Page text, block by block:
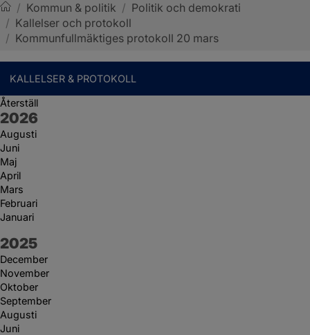
Sotenäs kommun
/ Kommun & politik / Politik och demokrati
/ Kallelser och protokoll
/ Kommunfullmäktiges protokoll 20 mars
KALLELSER & PROTOKOLL
Återställ
År:
2026
Augusti
Juni
Maj
April
Mars
Februari
Januari
År:
2025
December
November
Oktober
September
Augusti
Juni